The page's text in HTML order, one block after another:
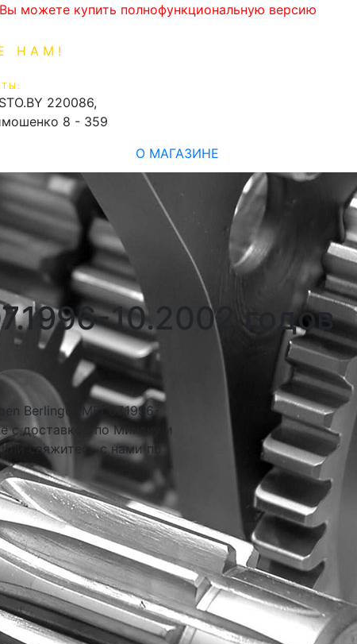
можете купить полнофункциональную версию
НАМ!
220086,
8 - 359
О МАГАЗИНЕ
10.2002 годов
Berlingo (MF) 07.1996-
с доставкой по Минску и
свяжитесь с нами по